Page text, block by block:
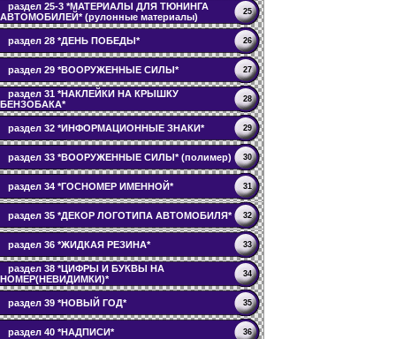
раздел 25-3 *МАТЕРИАЛЫ ДЛЯ ТЮНИНГА
АВТОМОБИЛЕЙ* (рулонные материалы)
25
раздел 28 *ДЕНЬ ПОБЕДЫ* 26
раздел 29 *ВООРУЖЕННЫЕ СИЛЫ* 27
раздел 31 *НАКЛЕЙКИ НА КРЫШКУ
БЕНЗОБАКА*
28
раздел 32 *ИНФОРМАЦИОННЫЕ ЗНАКИ* 29
раздел 33 *ВООРУЖЕННЫЕ СИЛЫ* (полимер) 30
раздел 34 *ГОСНОМЕР ИМЕННОЙ* 31
раздел 35 *ДЕКОР ЛОГОТИПА АВТОМОБИЛЯ* 32
раздел 36 *ЖИДКАЯ РЕЗИНА* 33
раздел 38 *ЦИФРЫ И БУКВЫ НА
НОМЕР(НЕВИДИМКИ)*
34
раздел 39 *НОВЫЙ ГОД* 35
раздел 40 *НАДПИСИ* 36